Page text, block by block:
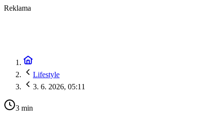
Reklama
Lifestyle
3. 6. 2026, 05:11
3 min